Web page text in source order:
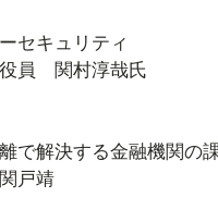
セキュリティ
員 関村淳哉氏
で解決する金融機関の
戸靖